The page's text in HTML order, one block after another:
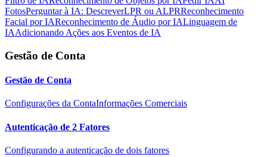
FotosPerguntar à IA: DescreverLPR ou ALPRReconhecimento
Facial por IAReconhecimento de Áudio por IALinguagem de
IAAdicionando Ações aos Eventos de IA
Gestão de Conta
Gestão de Conta
Configurações da ContaInformações Comerciais
Autenticação de 2 Fatores
Configurando a autenticação de dois fatores